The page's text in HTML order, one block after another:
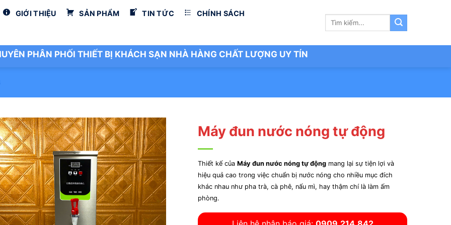
GIỚI THIỆU SẢN PHẨM TIN TỨC CHÍNH SÁCH
Tìm
PHÂN PHỐI THIẾT BỊ KHÁCH SẠN NHÀ HÀNG CHẤT LƯỢNG UY TÍN
Máy đun nước nóng tự động
Thiết kế củaMáy đun nước nóng tự động mang lại sự tiện lợi và
hiệu quả cao trong việc chuẩn bị nước nóng cho nhiều mục đích
khác nhau như pha trà, cà phê, nấu mì, hay thậm chí là làm ấm
phòng.